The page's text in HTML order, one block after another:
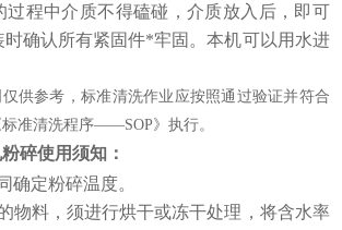
过程中介质不得磕碰，介质放入后，即可
确认所有紧固件*牢固。本机可以用水进
供参考，标准清洗作业应按照通过验证并符合
准清洗程序——SOP》执行。
碎使用须知：
确定粉碎温度。
物料，须进行烘干或冻干处理，将含水率